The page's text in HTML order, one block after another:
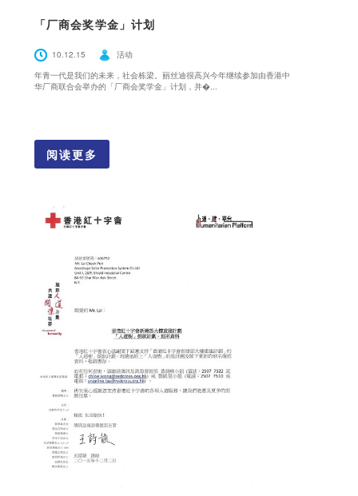
「厂商会奖学金」计划
10.12.15
活动
年青一代是我们的未来，社会栋梁。丽丝迪很高兴今年继续参加由香港中
华厂商联合会举办的「厂商会奖学金」计划，并�...
阅读更多